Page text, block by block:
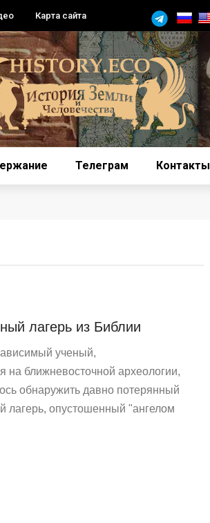
Карта сайта
Телеграм Контакты
лагерь из Библии
ученый,
на ближневосточной археологии,
обнаружить давно потерянный
лагерь, опустошенный "ангелом